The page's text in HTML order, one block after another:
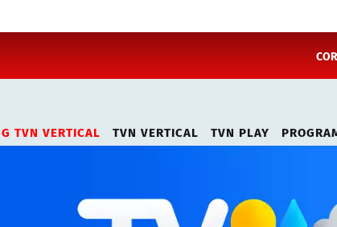
TVN VERTICAL TVN VERTICAL TVN PLAY